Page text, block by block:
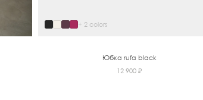
+ 2 colors
Юбка rufa black
12 900 ₽